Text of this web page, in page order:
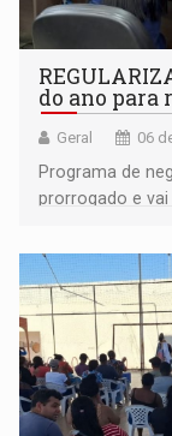
do ano para
Geral 06
Programa de
prorrogado e